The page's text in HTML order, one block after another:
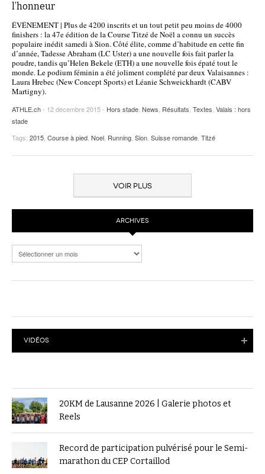
l’honneur
ÉVÉNEMENT | Plus de 4200 inscrits et un tout petit peu moins de 4000
finishers : la 47e édition de la Course Titzé de Noël a connu un succès
populaire inédit samedi à Sion. Côté élite, comme d’habitude en cette fin
d’année, Tadesse Abraham (LC Uster) a une nouvelle fois fait parler la
poudre, tandis qu’Helen Bekele (ETH) a une nouvelle fois épaté tout le
monde. Le podium féminin a été joliment complété par deux Valaisannes :
Laura Hrebec (New Concept Sports) et Léanie Schweickhardt (CABV
Martigny).
ATHLE.ch- 12 décembre 2015 - Hors stade News Résultats Textes Valais : hors
stade
Tags: 2015 Course à pied Noel Running Sion Suisse romande Titzé
VOIR PLUS
ARCHIVES
Archives
VIDÉOS
20KM de Lausanne 2026 | Galerie photos et
Reels
Record de participation pulvérisé pour le Semi-
marathon du CEP Cortaillod